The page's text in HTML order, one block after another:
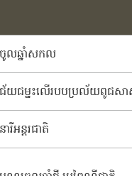
ចូលឆ្នាំសកល
ជ័យជម្នះលើរបបប្រល័យពូជស
ារីអន្ដរជាតិ